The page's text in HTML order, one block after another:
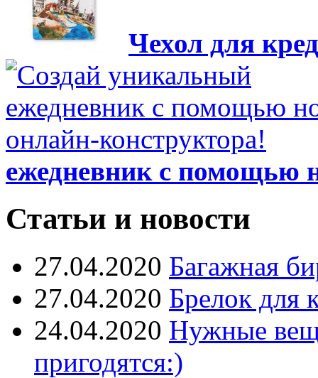
Чехол для
ежедневник с помощью
Статьи и новости
27.04.2020 Багажная
27.04.2020 Брелок для
24.04.2020 Нужные
пригодятся:)